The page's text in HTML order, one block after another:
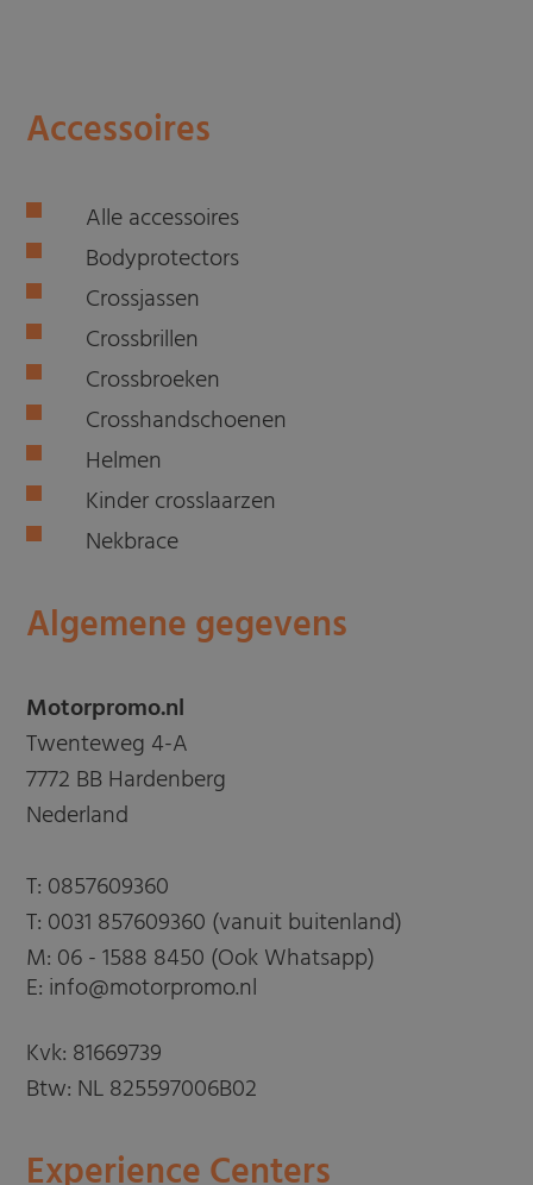
Accessoires
Alle accessoires
Bodyprotectors
Crossjassen
Crossbrillen
Crossbroeken
Crosshandschoenen
Helmen
Kinder crosslaarzen
Nekbrace
Algemene gegevens
Motorpromo.nl
Twenteweg 4-A
7772 BB Hardenberg
Nederland
T: 0857609360
T: 0031 857609360 (vanuit buitenland)
M: 06 - 1588 8450 (Ook Whatsapp)
E: info@motorpromo.nl
Kvk: 81669739
Btw: NL 825597006B02
Experience Centers